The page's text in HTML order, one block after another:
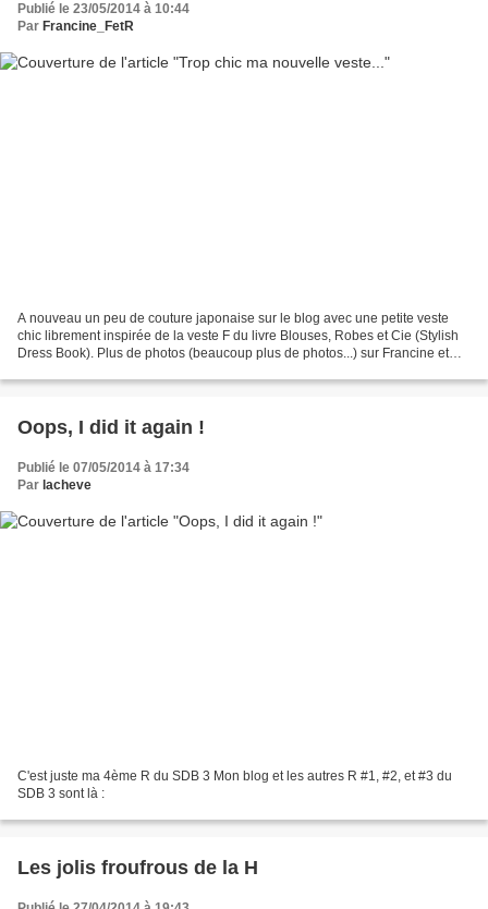
Publié le 23/05/2014 à 10:44
Par Francine_FetR
A nouveau un peu de couture japonaise sur le blog avec une petite veste
chic librement inspirée de la veste F du livre Blouses, Robes et Cie (Stylish
Dress Book). Plus de photos (beaucoup plus de photos...) sur Francine et
Oops, I did it again !
Publié le 07/05/2014 à 17:34
Par lacheve
C'est juste ma 4ème R du SDB 3 Mon blog et les autres R #1, #2, et #3 du
SDB 3 sont là :
Les jolis froufrous de la H